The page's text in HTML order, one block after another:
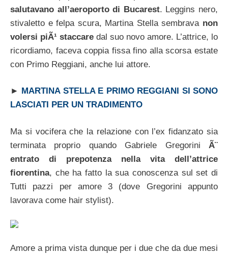
salutavano all’aeroporto di Bucarest. Leggins nero,
stivaletto e felpa scura, Martina Stella sembrava non
volersi piÃ¹ staccare dal suo novo amore. L’attrice, lo
ricordiamo, faceva coppia fissa fino alla scorsa estate
con Primo Reggiani, anche lui attore.
►
MARTINA STELLA E PRIMO REGGIANI SI SONO
LASCIATI PER UN TRADIMENTO
Ma si vocifera che la relazione con l’ex fidanzato sia
terminata proprio quando Gabriele Gregorini Ã¨
entrato di prepotenza nella vita dell’attrice
fiorentina, che ha fatto la sua conoscenza sul set di
Tutti pazzi per amore 3 (dove Gregorini appunto
lavorava come hair stylist).
Amore a prima vista dunque per i due che da due mesi